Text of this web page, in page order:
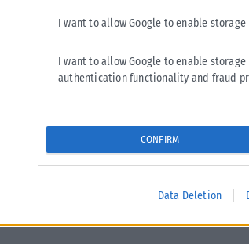
I want to allow Google to enable
I want to allow Google to enable
authentication functionality and fraud
CONFIRM
Data Deletion